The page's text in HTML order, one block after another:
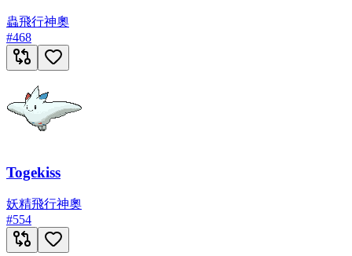
蟲飛行神奧
#468
Togekiss
妖精飛行神奧
#554